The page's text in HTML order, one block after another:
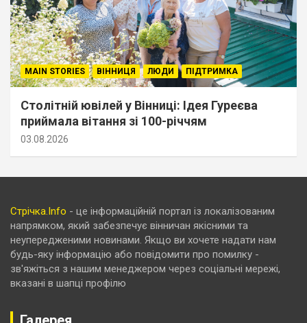
MAIN STORIES ВІННИЦЯ ЛЮДИ ПІДТРИМКА
Столітній ювілей у Вінниці: Ідея Гуреєва
приймала вітання зі 100-річчям
03.08.2026
Стрічка.Info - це інформаційній портал із локалізованим
напрямком, який забезпечує вінничан якісними та
неупередженими новинами. Якщо ви хочете надати нам
будь-яку інформацію або повідомити про помилку -
зв'яжіться з нашим менеджером через соціальні мережі,
вказані в шапці профілю